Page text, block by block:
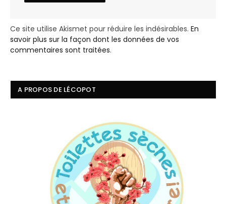
Ce site utilise Akismet pour réduire les indésirables. En
savoir plus sur la façon dont les données de vos
commentaires sont traitées.
A PROPOS DE LÉCOPOT